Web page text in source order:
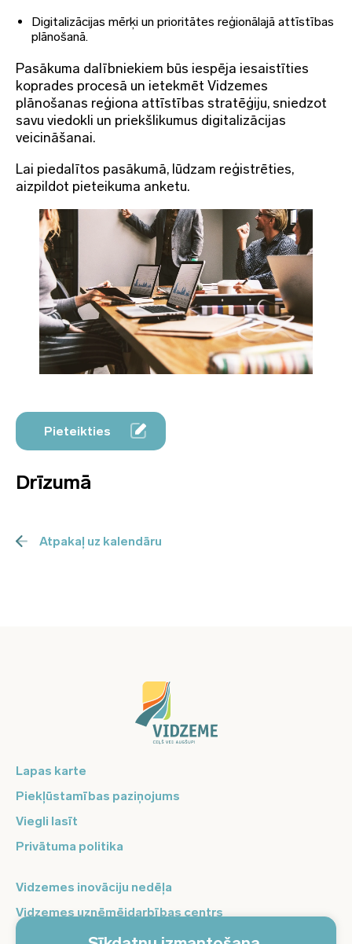
Digitalizācijas mērķi un prioritātes reģionālajā attīstības
plānošanā.
Pasākuma dalībniekiem būs iespēja iesaistīties
koprades procesā un ietekmēt Vidzemes
plānošanas reģiona attīstības stratēģiju, sniedzot
savu viedokli un priekšlikumus digitalizācijas
veicināšanai.
Lai piedalītos pasākumā, lūdzam reģistrēties,
aizpildot pieteikuma anketu.
Pieteikties
Drīzumā
Atpakaļ uz kalendāru
Lapas karte
Piekļūstamības paziņojums
Viegli lasīt
Privātuma politika
Vidzemes inovāciju nedēļa
Vidzemes uzņēmējdarbības centrs
Balso Vidzeme